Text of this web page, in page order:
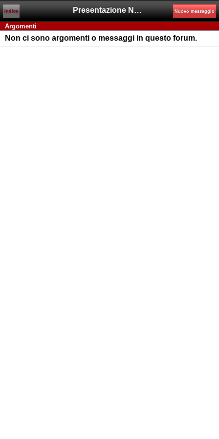
Presentazione Nuovi utenti
Indice Nuovo messaggio
Argomenti
Non ci sono argomenti o messaggi in questo forum.